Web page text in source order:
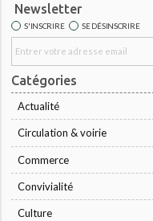
Newsletter
S'INSCRIRE SE DÉSINSCRIRE
Catégories
Actualité
Circulation & voirie
Commerce
Convivialité
Culture